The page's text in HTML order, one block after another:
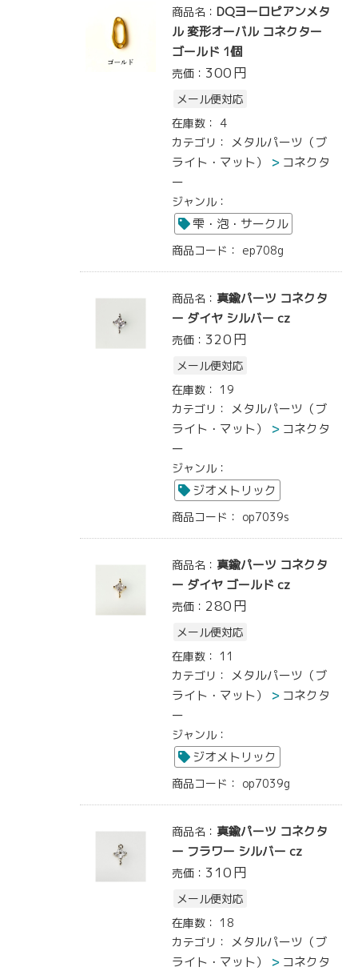
商品名：DQヨーロピアンメタ
ル 変形オーバル コネクター
ゴールド 1個
売価： 300円
メール便対応
在庫数： 4
カテゴリ： メタルパーツ（ブ
ライト・マット）
コネクタ
ー
ジャンル：
雫・泡・サークル
商品コード： ep708g
商品名： 真鍮パーツ コネクタ
ー ダイヤ シルバー cz
売価： 320円
メール便対応
在庫数： 19
カテゴリ： メタルパーツ（ブ
ライト・マット）
コネクタ
ー
ジャンル：
ジオメトリック
商品コード： op7039s
商品名： 真鍮パーツ コネクタ
ー ダイヤ ゴールド cz
売価： 280円
メール便対応
在庫数： 11
カテゴリ： メタルパーツ（ブ
ライト・マット）
コネクタ
ー
ジャンル：
ジオメトリック
商品コード： op7039g
商品名： 真鍮パーツ コネクタ
ー フラワー シルバー cz
売価： 310円
メール便対応
在庫数： 18
カテゴリ： メタルパーツ（ブ
ライト・マット）
コネクタ